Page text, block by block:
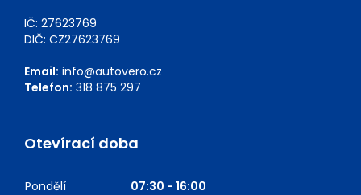
IČ: 27623769
DIČ: CZ27623769
Email: info@autovero.cz
Telefon: 318 875 297
Otevírací doba
Pondělí
07:30 - 16:00